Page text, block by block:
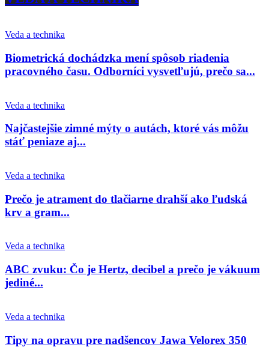
Veda a technika
Biometrická dochádzka mení spôsob riadenia
pracovného času. Odborníci vysvetľujú, prečo sa...
Veda a technika
Najčastejšie zimné mýty o autách, ktoré vás môžu
stáť peniaze aj...
Veda a technika
Prečo je atrament do tlačiarne drahší ako ľudská
krv a gram...
Veda a technika
ABC zvuku: Čo je Hertz, decibel a prečo je vákuum
jediné...
Veda a technika
Tipy na opravu pre nadšencov Jawa Velorex 350